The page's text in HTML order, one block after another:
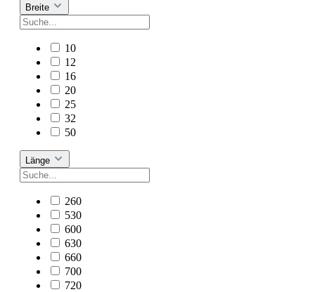
Breite
10
12
16
20
25
32
50
Länge
260
530
600
630
660
700
720